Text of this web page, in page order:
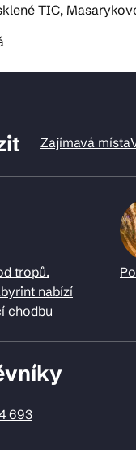
TIC,
Zajímavá místa
tropů.
nabízí
chodbu
693